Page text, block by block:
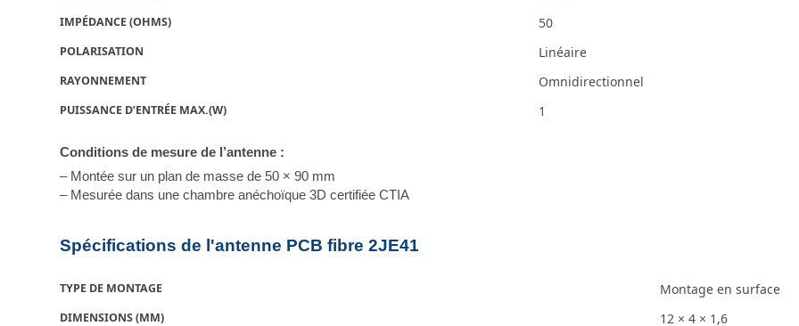
IMPÉDANCE (OHMS) 50
POLARISATION Linéaire
RAYONNEMENT Omnidirectionnel
PUISSANCE D’ENTRÉE MAX.(W) 1
Conditions de mesure de l’antenne :
– Montée sur un plan de masse de 50 × 90 mm
– Mesurée dans une chambre anéchoïque 3D certifiée CTIA
Spécifications de l'antenne PCB fibre 2JE41
TYPE DE MONTAGE Montage en surface
DIMENSIONS (MM) 12 × 4 × 1,6